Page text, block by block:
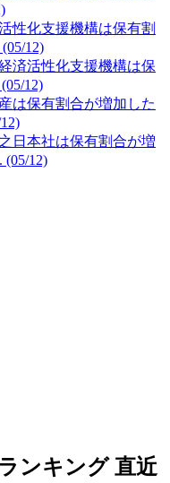
性化支援機構は保有割
12)
済活性化支援機構は保
12)
は保有割合が増加した
日本社は保有割合が増
(05/12)
ンキング 直近